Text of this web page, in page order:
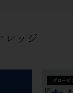
レッジ